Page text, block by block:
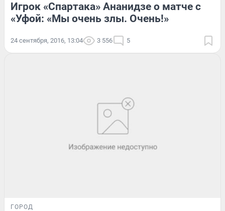
Игрок «Спартака» Ананидзе о матче с
«Уфой: «Мы очень злы. Очень!»
24 сентября, 2016, 13:04 3 556 5
ГОРОД